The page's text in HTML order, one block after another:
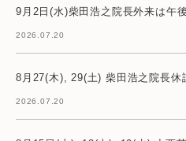
9月2日(水)柴田浩之院長外来は午
2026.07.20
8月27(木), 29(土) 柴田浩之院長休
2026.07.20